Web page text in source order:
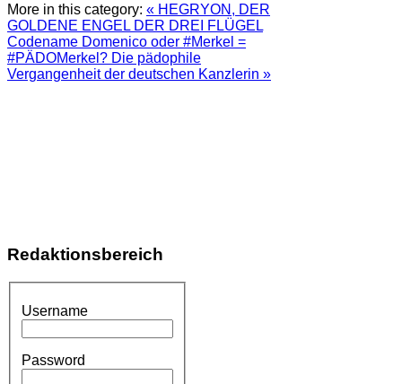
More in this category: « HEGRYON, DER
GOLDENE ENGEL DER DREI FLÜGEL
Codename Domenico oder #Merkel =
#PÄDOMerkel? Die pädophile
Vergangenheit der deutschen Kanzlerin »
Redaktionsbereich
Username
Password